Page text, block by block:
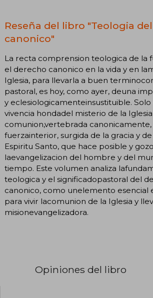
Reseña del libro "Teologia
canonico"
La recta comprension teologica de la
el derecho canonico en la vida y en
Iglesia, para llevarla a buen
pastoral, es hoy, como ayer, deuna
y eclesiologicamenteinsustituible. Solo
vivencia hondadel misterio de la
comunion,vertebrada
fuerzainterior, surgida de la gracia y
Espiritu Santo, que hace posible y
laevangelizacion del hombre y del
tiempo. Este volumen analiza
teologica y el significadopastoral del
canonico, como unelemento esencial
para vivir lacomunion de la Iglesia y
misionevangelizadora.
Opiniones del libro